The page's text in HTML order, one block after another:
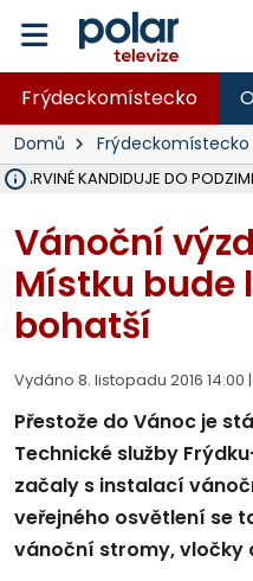
Frýdeckomístecko
Domů Frýdeckomístecko
V KARVINÉ KANDIDUJE DO
Vánoční
Místku bude
bohatší
Vydáno 8. listopadu 2016 14:00 |
Přestože do Vánoc je
Technické služby
začaly s instalací
veřejného osvětlení se
vánoční stromy, vločky